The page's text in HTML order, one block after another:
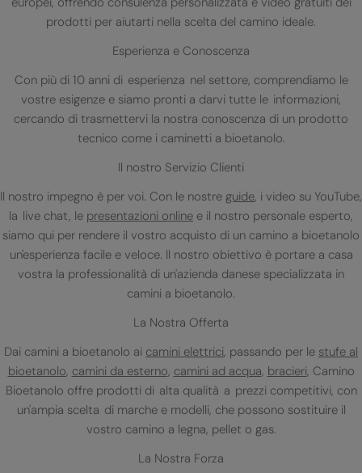
prodotti per aiutarti nella scelta del camino ideale.
Esperienza e Conoscenza
Con più di 10 anni di esperienza nel settore, comprendiamo le
vostre esigenze e siamo pronti a darvi tutte le informazioni,
cercando di trasmettervi la nostra conoscenza di un prodotto
tecnico come i caminetti a bioetanolo.
Il nostro Servizio Clienti
Il nostro impegno è per voi. Con le nostre guide, i video su YouTube,
la live chat, le presentazioni online e il nostro personale esperto,
siamo qui per rendere il vostro acquisto di un camino a bioetanolo
un'esperienza facile e veloce. Il nostro obiettivo è portare a casa
vostra la professionalità di un'azienda danese specializzata in
camini a bioetanolo.
La Nostra Offerta
Dai camini a bioetanolo ai camini elettrici, passando per le stufe al
bioetanolo, camini da esterno, camini ad acqua, bracieri, Camino
Bioetanolo offre prodotti di alta qualità a prezzi competitivi, con
un'ampia scelta di marche e modelli, che possono sostituire il
vostro camino a legna, pellet o gas.
La Nostra Forza